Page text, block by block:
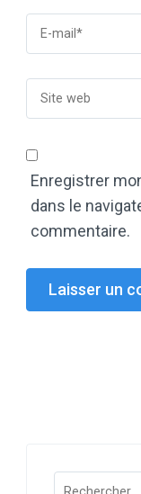
Enregistrer
dans le
commentaire.
Rechercher :